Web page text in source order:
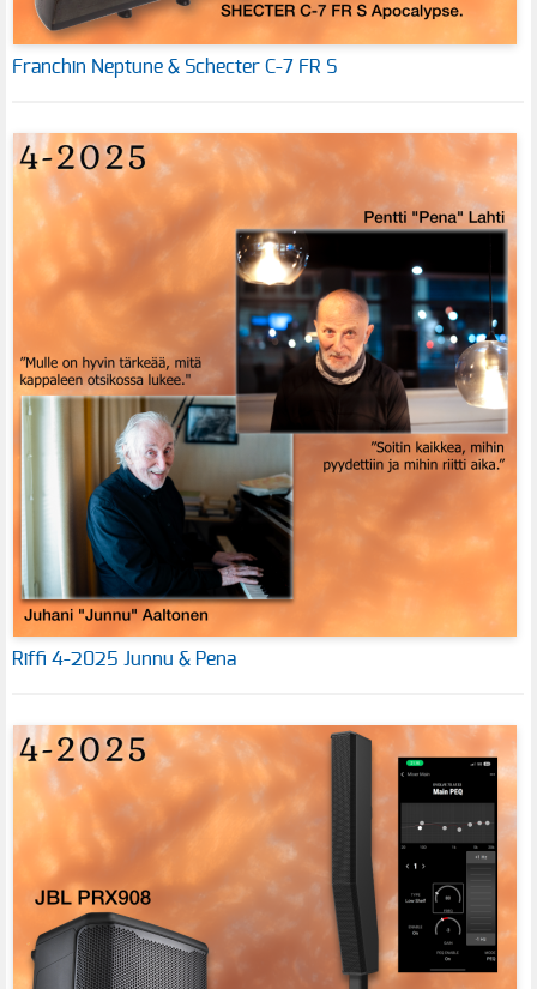
Franchin Neptune & Schecter C-7 FR S
Riffi 4-2025 Junnu & Pena